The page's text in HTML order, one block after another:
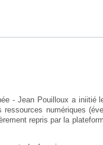
- Jean Pouilloux a iniitié
numériques
repris par la